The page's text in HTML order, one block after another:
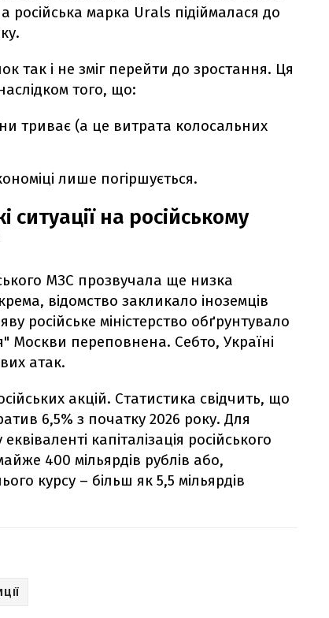
російська марка Urals підіймалася до
так і не зміг перейти до зростання. Ця
того, що:
триває (а це витрата колосальних
лише погіршується.
на російському
МЗС прозвучала ще низка
відомство закликало іноземців
російське міністерство обґрунтувало
Москви переповнена. Себто, Україні
атак.
акцій. Статистика свідчить, що
6,5% з початку 2026 року. Для
капіталізація російського
400 мільярдів рублів або,
курсу – більш як 5,5 мільярдів